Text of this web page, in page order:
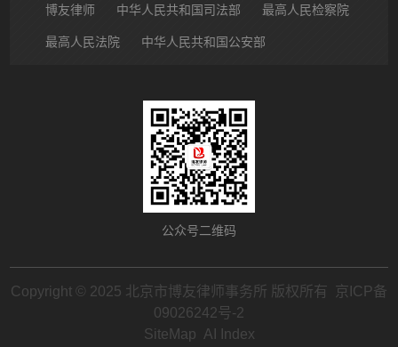
博友律师 中华人民共和国司法部 最高人民检察院
最高人民法院 中华人民共和国公安部
北京市朝阳区律师协会 中国裁判文书网
公众号二维码
Copyright © 2025 北京市博友律师事务所 版权所有 京ICP备
09026242号-2
SiteMap AI Index